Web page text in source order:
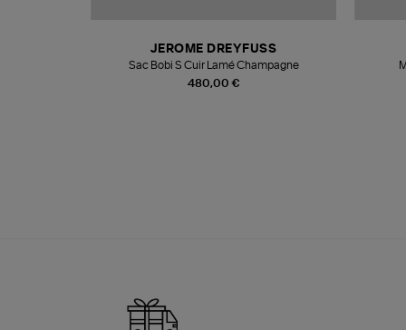
480,00 €
JEROME DREYFUSS
Sac Bobi S Cuir Lamé Champagne